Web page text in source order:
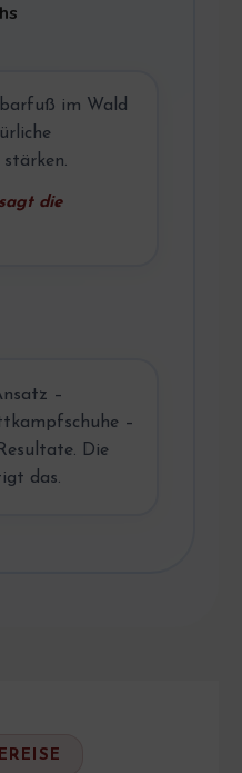
im Wald
die
–
–
Die
das.